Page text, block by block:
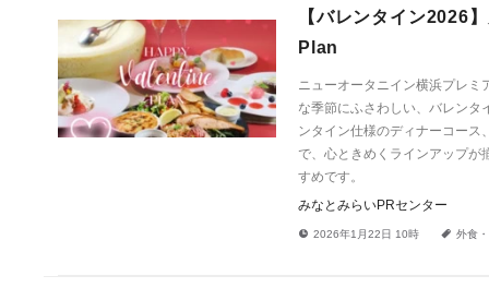
【バレンタイン2026
Plan
ニューオータニイン横浜プレ
な季節にふさわしい、バレンタ
ンタイン仕様のディナーコース
で、心ときめくラインアップが
すめです。
みなとみらいPRセンター
! 2026年1月22日 10時 a 外食